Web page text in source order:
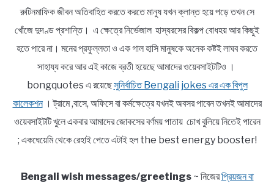
রুটিনমাফিক জীবন অতিবাহিত করতে করতে মানুষ যখন ক্লান্ত হয়ে পড়ে তখন সে
খোঁজে দুদণ্ড প্রশান্তি। এ ক্ষেত্রে নির্ভেজাল হাস্যরসের বিকল্প বোধহয় আর কিছুই
হতে পারে না। মনের প্রফুল্লতা ও এক গাল হাসি মানুষকে অনেক কষ্টই লাঘব করতে
সাহায্য করে আর এই কাজে ব্রতী হয়েছে আমাদের ওয়েবসাইটটিও ।
bongquotes এ রয়েছেসুনির্বাচিত Bengali jokes এর এক বিপুল
কালেকশন। ট্রামে ,বাসে, অফিসে বা কর্মক্ষেত্রে যখনই অবসর পাবেন তখনই আমাদের
ওয়েবসাইটটি খুলে একবার আমাদের জোকসের বর্ণময় পাতায় চোখ বুলিয়ে নিতেই পারেন
; একঘেয়েমি থেকে রেহাই পেতে এটাই হল the best energy booster!
Bengali wish messages/greetings~ নিজেরপ্রিয়জন বা